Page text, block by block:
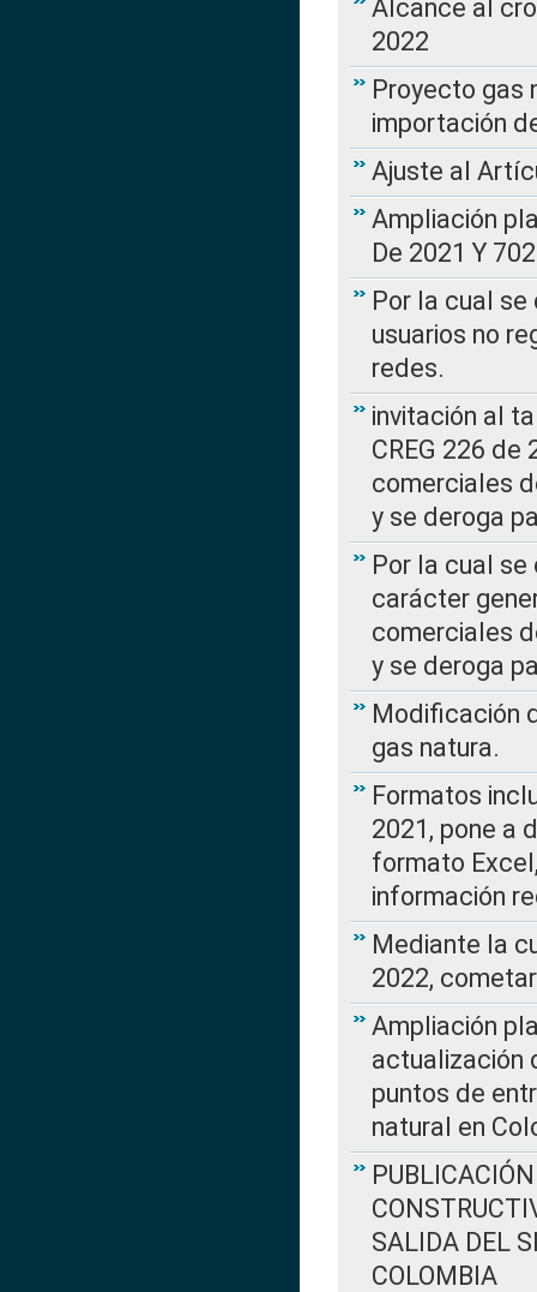
Alcance al
2022
Proyecto gas
importación
Ajuste al
Ampliación
De 2021 Y
Por la cual
usuarios no
redes.
invitación al
CREG 226
comerciales
y se deroga
Por la cual
carácter
comerciales
y se deroga
Modificación
gas natura.
Formatos
2021, pone a
formato
información
Mediante la
2022,
Ampliación
actualización
puntos de
natural en
SALIDA DEL
COLOMBIA